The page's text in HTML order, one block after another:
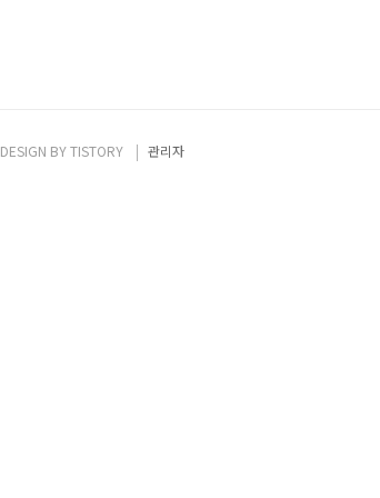
DESIGN BYTISTORY 관리자